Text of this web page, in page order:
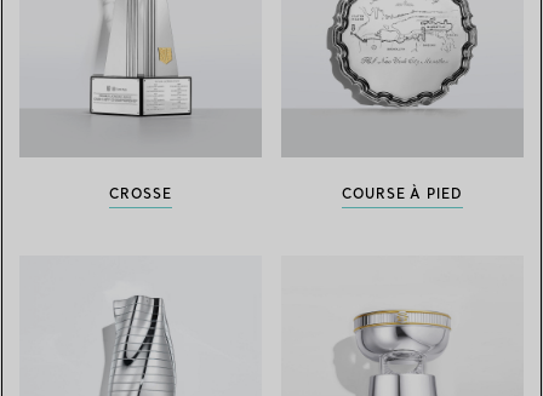
CROSSE COURSE À PIED